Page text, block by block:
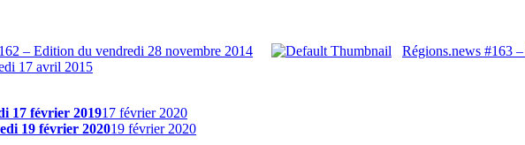
– Edition du vendredi 28 novembre 2014
Régions.news #163
17 avril 2015
17 février 201917 février 2020
19 février 202019 février 2020